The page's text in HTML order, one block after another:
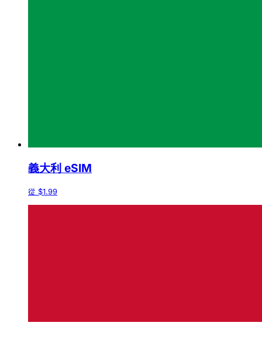
義大利 eSIM
從 $1.99